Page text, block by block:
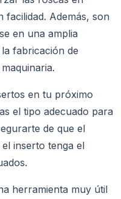
facilidad. Además, son
en una amplia
fabricación de
en tu próximo
el tipo adecuado para
de que el
inserto tenga el
herramienta muy útil